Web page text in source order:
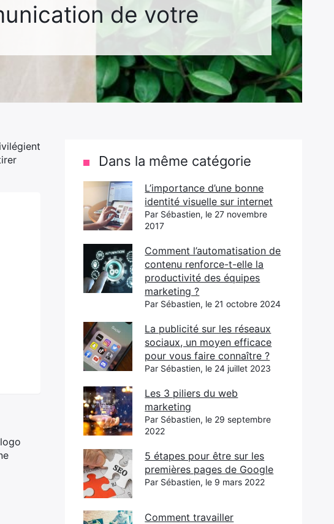
de votre
Dans la même catégorie
L’importance d’une bonne
identité visuelle sur internet
Par Sébastien, le 27 novembre
2017
Comment l’automatisation de
contenu renforce-t-elle la
productivité des équipes
marketing ?
Par Sébastien, le 21 octobre 2024
La publicité sur les réseaux
sociaux, un moyen efficace
pour vous faire connaître ?
Par Sébastien, le 24 juillet 2023
Les 3 piliers du web
marketing
Par Sébastien, le 29 septembre
2022
5 étapes pour être sur les
premières pages de Google
Par Sébastien, le 9 mars 2022
Comment travailler